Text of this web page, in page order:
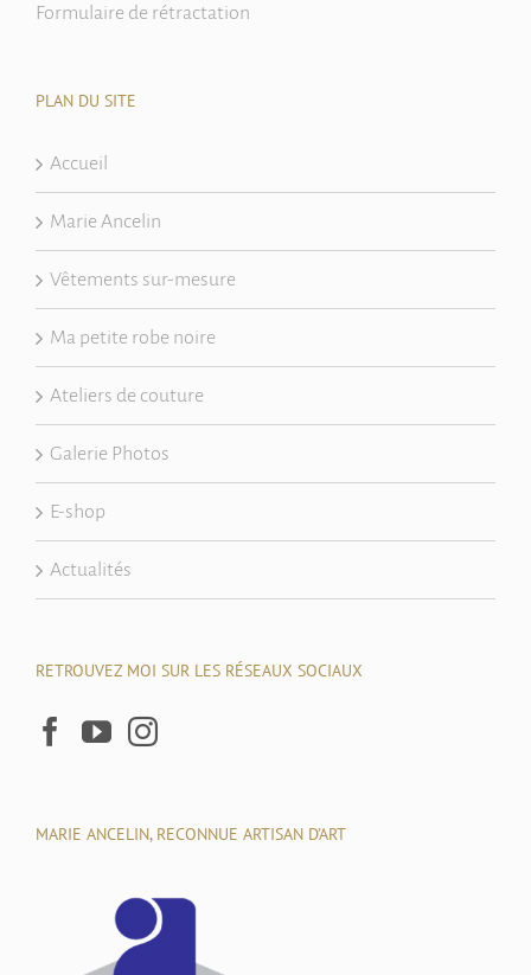
Formulaire de rétractation
PLAN DU SITE
Accueil
Marie Ancelin
Vêtements sur-mesure
Ma petite robe noire
Ateliers de couture
Galerie Photos
E-shop
Actualités
RETROUVEZ MOI SUR LES RÉSEAUX SOCIAUX
MARIE ANCELIN, RECONNUE ARTISAN D’ART